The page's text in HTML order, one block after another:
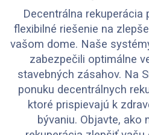
Decentrálna rekuperácia
flexibilné riešenie na
vašom dome. Naše
zabezpečili optimálne
stavebných zásahov. Na
ponuku decentrálnych
ktoré prispievajú k
bývaniu. Objavte, ako